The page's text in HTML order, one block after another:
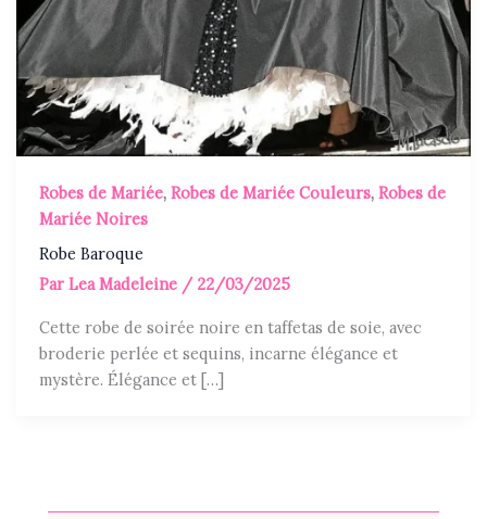
Robes de Mariée,Robes de Mariée Couleurs,Robes de
Mariée Noires
Robe Baroque
ParLea Madeleine / 22/03/2025
Cette robe de soirée noire en taffetas de soie, avec
broderie perlée et sequins, incarne élégance et
mystère. Élégance et […]